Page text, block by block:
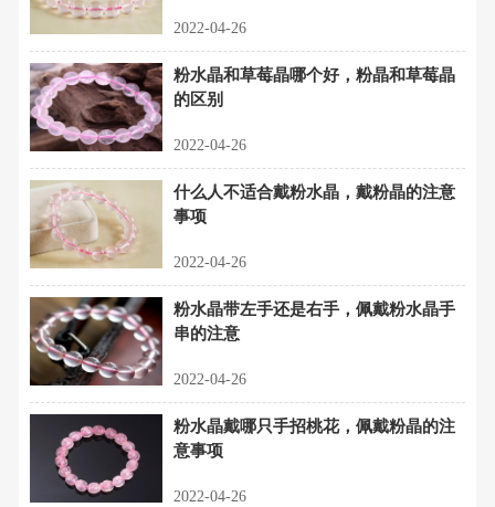
2022-04-26
粉水晶和草莓晶哪个好，粉晶和草莓晶
的区别
2022-04-26
什么人不适合戴粉水晶，戴粉晶的注意
事项
2022-04-26
粉水晶带左手还是右手，佩戴粉水晶手
串的注意
2022-04-26
粉水晶戴哪只手招桃花，佩戴粉晶的注
意事项
2022-04-26